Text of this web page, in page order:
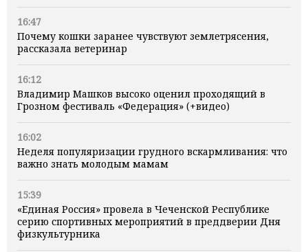
16:47
Почему кошки заранее чувствуют землетрясения,
рассказала ветеринар
16:12
Владимир Машков высоко оценил проходящий в
Грозном фестиваль «Федерация» (+видео)
16:02
Неделя популяризации грудного вскармливания: что
важно знать молодым мамам
15:39
«Единая Россия» провела в Чеченской Республике
серию спортивных мероприятий в преддверии Дня
физкультурника